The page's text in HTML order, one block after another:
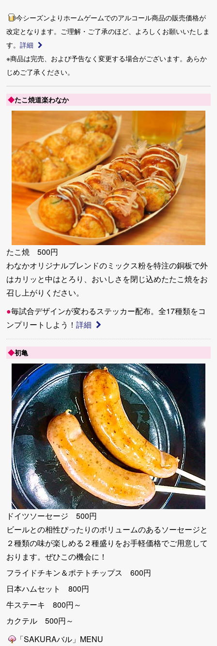
今シーズンよりホームゲームでのアルコール商品の販売価格が
改定となります。ご理解・ご了承のほど、よろしくお願いいたしま
す。詳細
※商品は完売、および予告なく変更する場合がございます。あらか
じめご了承ください。
◆たこ焼道楽わなか
たこ焼 500円
わなかオリジナルブレンドのミックス粉を特注の銅板で外
はカリッと中はとろり、おいしさを閉じ込めたたこ焼をお
召し上がりください。
●毎試合デザインが変わるステッカー配布。全17種類をコ
ンプリートしよう！詳細
◆初亀
ドイツソーセージ 500円
ビールとの相性ぴったりのボリュームのあるソーセージと
２種類の味が楽しめる２種盛りをお手軽価格でご用意して
おります。ぜひこの機会に！
フライドチキン＆ポテトチップス 600円
日本ハムセット 800円
牛ステーキ 800円～
カクテル 500円～
「SAKURAバル」MENU